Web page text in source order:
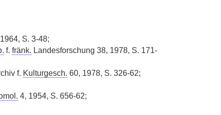
S. 3-48;
f. fränk. Landesforschung 38, 1978, S. 171-
f. Kulturgesch. 60, 1978, S. 326-62;
4, 1954, S. 656-62;